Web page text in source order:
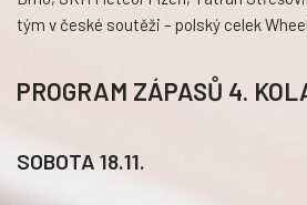
tým v české soutěži – polský celek
PROGRAM ZÁPASŮ 4.
SOBOTA 18.11.